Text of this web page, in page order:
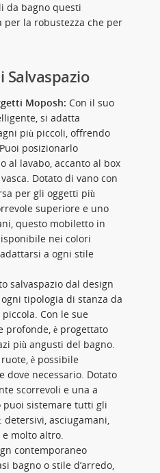
da bagno questi
per la robustezza che per
Salvaspazio
Moposh: Con il suo
si adatta
più piccoli, offrendo
posizionarlo
al lavabo, accanto al box
Dotato di vano con
per gli oggetti più
superiore e uno
questo mobiletto in
nei colori
a ogni stile
salvaspazio dal design
tipologia di stanza da
Con le sue
profonde, è progettato
più angusti del bagno.
è possibile
dove necessario. Dotato
scorrevoli e una a
puoi sistemare tutti gli
detersivi, asciugamani,
molto altro.
contemporaneo
bagno o stile d’arredo,